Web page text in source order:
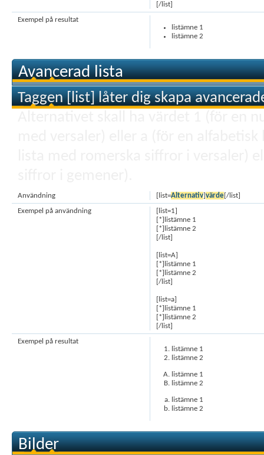
[/list]
listämne 1
listämne 2
Exempel på resultat
Avancerad lista
Taggen [list] låter dig skapa
[list=Alternativ]värde[/list]
Användning
[list=1]
[*]listämne 1
[*]listämne 2
[/list]
[list=A]
[*]listämne 1
[*]listämne 2
[/list]
[list=a]
[*]listämne 1
[*]listämne 2
[/list]
Exempel på användning
listämne 1
listämne 2
listämne 1
listämne 2
listämne 1
listämne 2
Exempel på resultat
Bilder